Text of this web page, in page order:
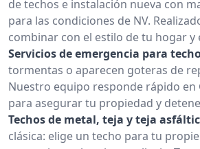
de techos e instalación nueva con
para las condiciones de NV.
combinar con el estilo de tu hogar y
Servicios de emergencia para
tormentas o aparecen goteras de
Nuestro equipo responde rápido en
para asegurar tu propiedad y
Techos de metal, teja y teja
clásica: elige un techo para tu